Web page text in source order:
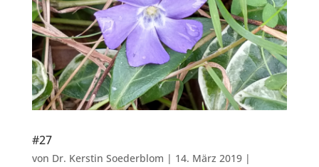
#27
von Dr. Kerstin Soederblom | 14. März 2019|